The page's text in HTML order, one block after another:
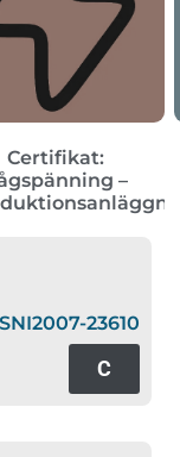
Certifikat:
–
SNI2007-23610
C